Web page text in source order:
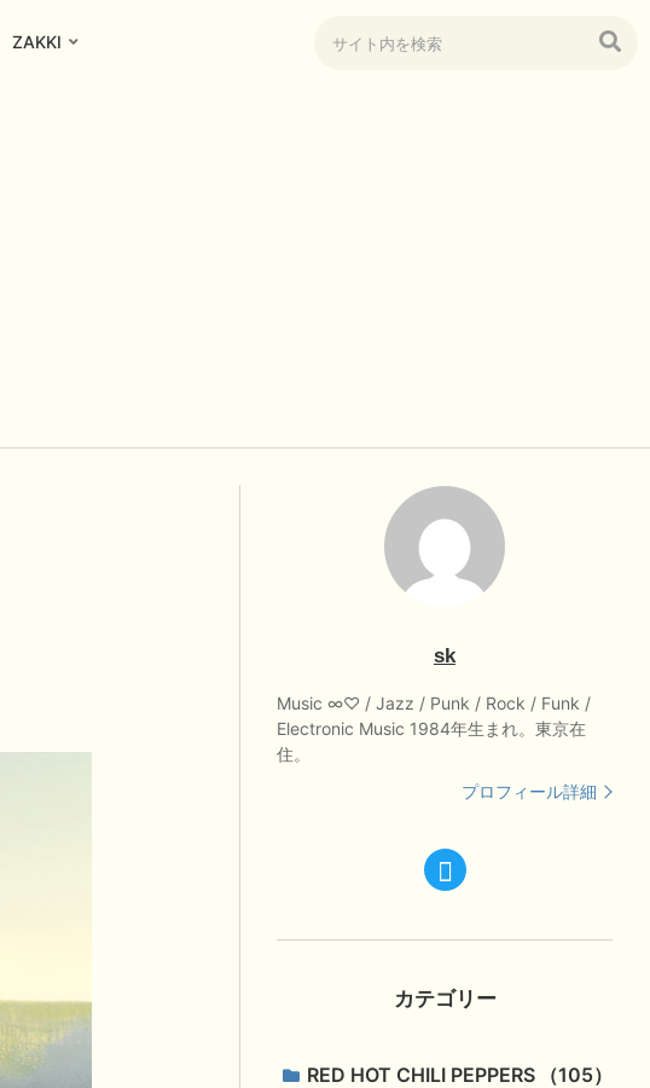
ZAKKI
sk
Music ∞♡ / Jazz / Punk / Rock / Funk /
Electronic Music 1984年生まれ。東京在
住。
プロフィール詳細
カテゴリー
RED HOT CHILI PEPPERS
105